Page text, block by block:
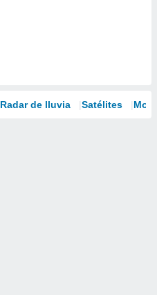
Radar de lluvia Satélites